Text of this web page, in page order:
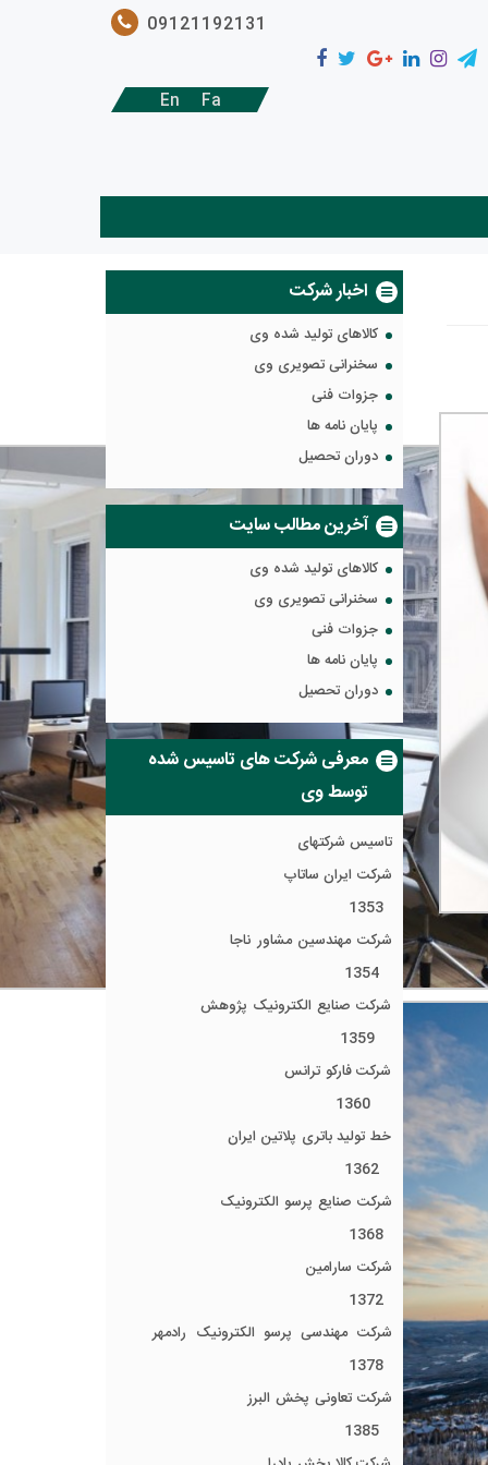
09121192131
Fa
En
اخبار شرکت
کالاهای تولید شده وی
سخنرانی تصویری وی
جزوات فنی
پایان نامه ها
دوران تحصیل
آخرین مطالب سایت
کالاهای تولید شده وی
سخنرانی تصویری وی
جزوات فنی
پایان نامه ها
دوران تحصیل
معرفی شرکت های تاسیس شده
توسط وی
تاسیس شرکتهای
شرکت ایران ساتاپ
1353
شرکت مهندسین مشاور ناجا
1354
شرکت صنایع الکترونیک پژوهش
1359
شرکت فارکو ترانس
1360
خط تولید باتری پلاتین ایران
1362
شرکت صنایع پرسو الکترونیک
1368
شرکت سارامین
1372
شرکت مهندسی پرسو الکترونیک رادمهر
1378
شرکت تعاونی پخش البرز
1385